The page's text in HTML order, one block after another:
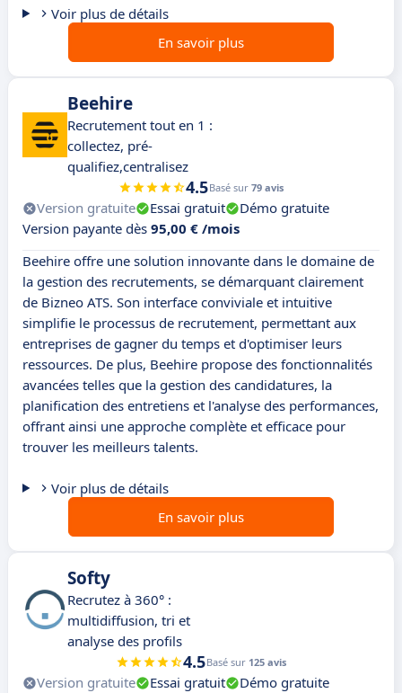
Voir plus de détails
En savoir plus
Beehire
Recrutement tout en 1 :
collectez, pré-
qualifiez,centralisez
4.5Basé sur 79 avis
Version gratuite Essai gratuit
Démo gratuite
Version payante dès 95,00 € /mois
Beehire offre une solution innovante dans le domaine de
la gestion des recrutements, se démarquant clairement
de Bizneo ATS. Son interface conviviale et intuitive
simplifie le processus de recrutement, permettant aux
entreprises de gagner du temps et d'optimiser leurs
ressources. De plus, Beehire propose des fonctionnalités
avancées telles que la gestion des candidatures, la
planification des entretiens et l'analyse des performances,
offrant ainsi une approche complète et efficace pour
trouver les meilleurs talents.
Voir plus de détails
En savoir plus
Softy
Recrutez à 360° :
multidiffusion, tri et
analyse des profils
4.5Basé sur 125 avis
Version gratuite Essai gratuit
Démo gratuite